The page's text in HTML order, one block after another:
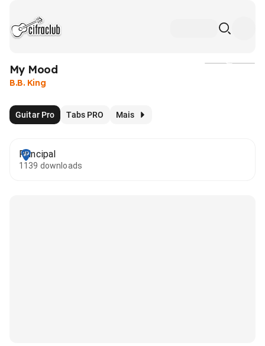
My Mood
B.B. King
Guitar Pro Tabs PRO Mais
Principal
1139 downloads